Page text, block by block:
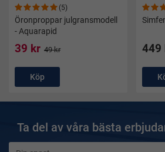
(5)
Öronproppar julgransmodell
- Aquarapid
39 kr 49 kr
Köp
449
Ta del av våra bästa